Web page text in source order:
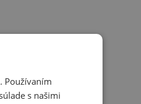
Používaním
s našimi